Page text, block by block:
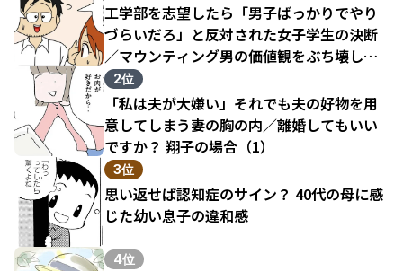
工学部を志望したら「男子ばっかりでやり
づらいだろ」と反対された女子学生の決断
／マウンティング男の価値観をぶち壊した
結果（1）
2位
「私は夫が大嫌い」それでも夫の好物を用
意してしまう妻の胸の内／離婚してもいい
ですか？ 翔子の場合（1）
3位
思い返せば認知症のサイン？ 40代の母に感
じた幼い息子の違和感
4位